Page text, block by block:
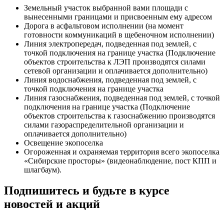
Земельный участок выбранной вами площади с
вынесенными границами и присвоенным ему адресом
Дорога в асфальтовом исполнении (на момент
готовности коммуникаций в щебеночном исполнении)
Линия электропередач, подведенная под землей, с
точкой подключения на границе участка (Подключение
объектов строительства к ЛЭП производятся силами
сетевой организации и оплачивается дополнительно)
Линия водоснабжения, подведенная под землей, с
точкой подключения на границе участка
Линия газоснабжения, подведенная под землей, с точкой
подключения на границе участка (Подключение
объектов строительства к газоснабжению производятся
силами газораспределительной организации и
оплачивается дополнительно)
Освещение экопоселка
Огороженная и охраняемая территория всего экопоселка
«Сибирские просторы» (видеонаблюдение, пост КПП и
шлагбаум).
Подпишитесь и будьте в курсе
новостей и акций